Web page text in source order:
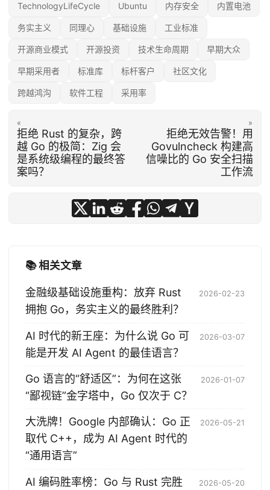
TechnologyLifeCycle Ubuntu 内存安全 内置电池
务实主义 同理心 基础设施 工业标准
开源商业模式 开源投资 技术生命周期 早期大众
早期采用者 标准库 标杆客户 社区文化
跨越鸿沟 软件工程 采用率
«
拒绝 Rust 的复杂，跨
越 Go 的极简：Zig 会
是系统级编程的最终答
案吗？
»
拒绝无效告警！用
Govulncheck 构建高
信噪比的 Go 安全扫描
工作流
📚 相关文章
金融级基础设施重构：放弃 Rust
拥抱 Go，务实主义的最终胜利？
2026-02-23
AI 时代的新王座：为什么说 Go 可
能是开发 AI Agent 的最佳语言？
2026-03-07
Go 语言的“舒适区”：为何在这张
“鄙视链”金字塔中，Go 仅次于 C？
2026-01-07
大洗牌！Google 内部确认：Go 正
取代 C++，成为 AI Agent 时代的
“通用语言”
2026-05-21
AI 编码胜率榜：Go 与 Rust 完胜 2026-05-20